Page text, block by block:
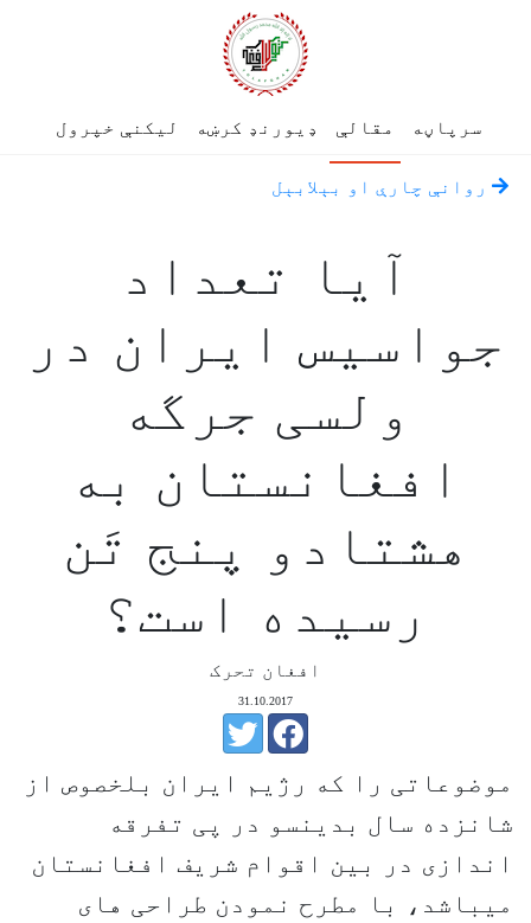
سرپاڼه مقالې ډیورنډ کرښه لیکنې خپرول
روانې چارې او بېلابېل
آیا تعداد
جواسیس ایران در
ولسی جرگه
افغانستان به
هشتادو پنج تَن
رسیده است؟
افغان تحرک
31.10.2017
موضوعاتی را که رژیم ایران بلخصوص از
شانزده سال بدینسو در پی تفرقه
اندازی در بین اقوام شریف افغانستان
میباشد، با مطرح نمودن طراحی های